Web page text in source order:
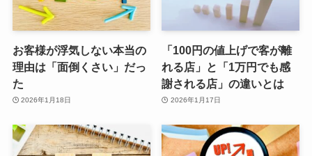
お客様が浮気しない本当の
理由は「面倒くさい」だっ
た
2026年1月18日
「100円の値上げで客が離
れる店」と「1万円でも感
謝される店」の違いとは
2026年1月17日